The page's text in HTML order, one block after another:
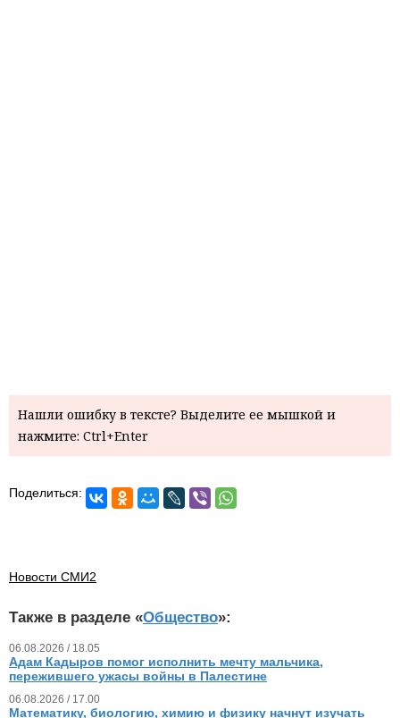
Нашли ошибку в тексте? Выделите ее мышкой и
нажмите: Ctrl+Enter
Поделиться:
Новости СМИ2
Также в разделе «Общество»:
06.08.2026 / 18.05
Адам Кадыров помог исполнить мечту мальчика,
пережившего ужасы войны в Палестине
06.08.2026 / 17.00
Математику, биологию, химию и физику начнут изучать